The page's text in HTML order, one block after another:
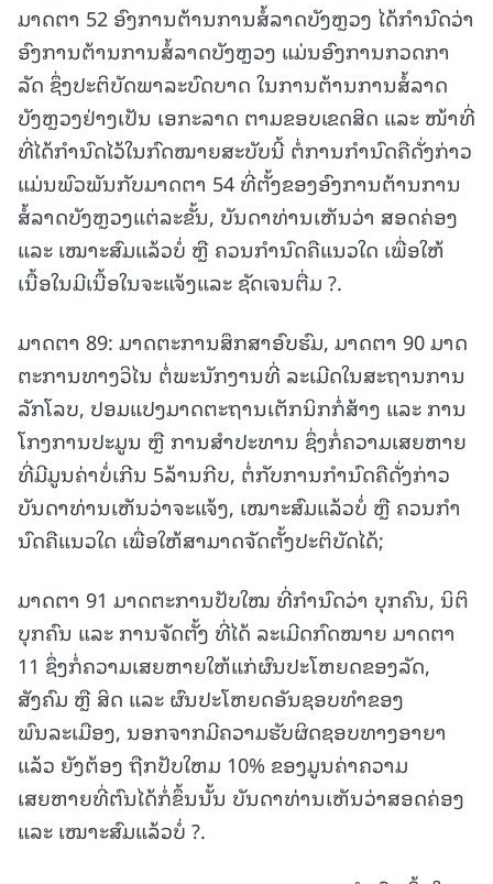
ມາດຕາ 52 ອົງການຕ້ານການສໍ້ລາດບັງຫຼວງ ໄດ້ກໍານົດວ່າ
ອົງການຕ້ານການສໍ້ລາດບັງຫຼວງ ແມ່ນອົງການກວດກາ
ລັດ ຊຶ່ງປະຕິບັດພາລະບົດບາດ ໃນການຕ້ານການສໍ້ລາດ
ບັງຫຼວງຢ່າງເປັນ ເອກະລາດ ຕາມຂອບເຂດສິດ ແລະ ໜ້າທີ່
ທີ່ໄດ້ກໍານົດໄວ້ໃນກົດໝາຍສະບັບນີ້ ຕໍ່ການກໍານົດຄືດັ່ງກ່າວ
ແມ່ນພົວພັນກັບມາດຕາ 54 ທີ່ຕັ້ງຂອງອົງການຕ້ານການ
ສໍ້ລາດບັງຫຼວງແຕ່ລະຂັ້ນ, ບັນດາທ່ານເຫັນວ່າ ສອດຄ່ອງ
ແລະ ເໝາະສົມແລ້ວບໍ່ ຫຼື ຄວນກໍານົດຄືແນວໃດ ເພື່ອໃຫ້
ເນື້ອໃນມີເນື້ອໃນຈະແຈ້ງແລະ ຊັດເຈນຕື່ມ ?.
ມາດຕາ 89: ມາດຕະການສຶກສາອົບຮົມ, ມາດຕາ 90 ມາດ
ຕະການທາງວິໄນ ຕໍ່ພະນັກງານທີ່ ລະເມີດໃນສະຖານການ
ລັກໂລບ, ປອມແປງມາດຕະຖານເຕັກນິກກໍ່ສ້າງ ແລະ ການ
ໂກງການປະມູນ ຫຼື ການສໍາປະທານ ຊຶ່ງກໍ່ຄວາມເສຍຫາຍ
ທີ່ມີມູນຄ່າບໍ່ເກີນ 5ລ້ານກີບ, ຕໍ່ກັບການກໍານົດຄືດັ່ງກ່າວ
ບັນດາທ່ານເຫັນວ່າຈະແຈ້ງ, ເໝາະສົມແລ້ວບໍ່ ຫຼື ຄວນກໍາ
ນົດຄືແນວໃດ ເພື່ອໃຫ້ສາມາດຈັດຕັ້ງປະຕິບັດໄດ້;
ມາດຕາ 91 ມາດຕະການປັບໃໝ ທີ່ກໍານົດວ່າ ບຸກຄົນ, ນິຕິ
ບຸກຄົນ ແລະ ການຈັດຕັ້ງ ທີ່ໄດ້ ລະເມີດກົດໝາຍ ມາດຕາ
11 ຊຶ່ງກໍ່ຄວາມເສຍຫາຍໃຫ້ແກ່ຜົນປະໂຫຍດຂອງລັດ,
ສັງຄົມ ຫຼື ສິດ ແລະ ຜົນປະໂຫຍດອັນຊອບທໍາຂອງ
ພົນລະເມືອງ, ນອກຈາກມີຄວາມຮັບຜິດຊອບທາງອາຍາ
ແລ້ວ ຍັງຕ້ອງ ຖືກປັບໃຫມ 10% ຂອງມູນຄ່າຄວາມ
ເສຍຫາຍທີ່ຕົນໄດ້ກໍ່ຂຶ້ນນັ້ນ ບັນດາທ່ານເຫັນວ່າສອດຄ່ອງ
ແລະ ເໝາະສົມແລ້ວບໍ່ ?.